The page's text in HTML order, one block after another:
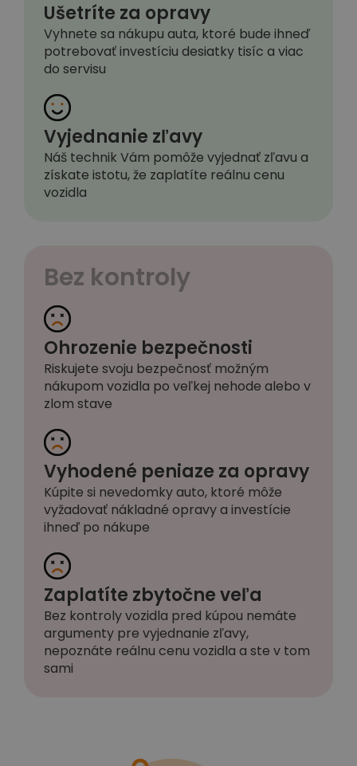
Ušetríte za opravy
Vyhnete sa nákupu auta, ktoré bude ihneď
potrebovať investíciu desiatky tisíc a viac
do servisu
Vyjednanie zľavy
Náš technik Vám pomôže vyjednať zľavu a
získate istotu, že zaplatíte reálnu cenu
vozidla
Bez kontroly
Ohrozenie bezpečnosti
Riskujete svoju bezpečnosť možným
nákupom vozidla po veľkej nehode alebo v
zlom stave
Vyhodené peniaze za opravy
Kúpite si nevedomky auto, ktoré môže
vyžadovať nákladné opravy a investície
ihneď po nákupe
Zaplatíte zbytočne veľa
Bez kontroly vozidla pred kúpou nemáte
argumenty pre vyjednanie zľavy,
nepoznáte reálnu cenu vozidla a ste v tom
sami